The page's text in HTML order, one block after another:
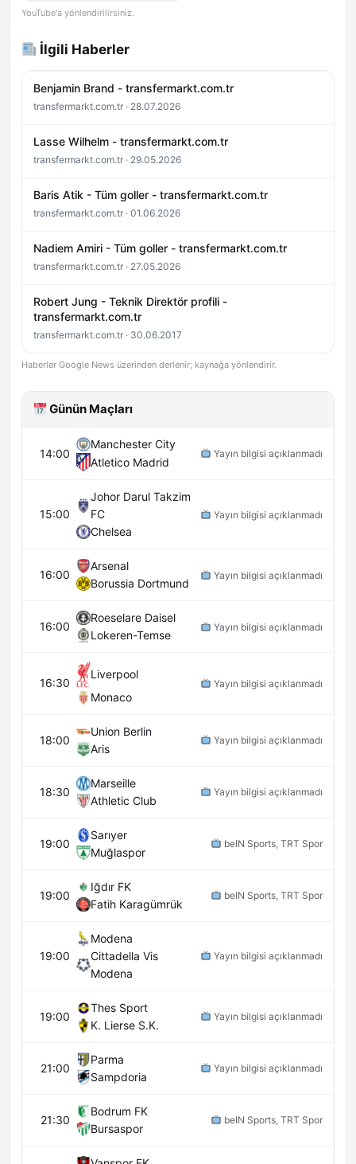
YouTube'a yönlendirilirsiniz.
İlgili Haberler
Benjamin Brand - transfermarkt.com.tr
transfermarkt.com.tr · 28.07.2026
Lasse Wilhelm - transfermarkt.com.tr
transfermarkt.com.tr · 29.05.2026
Baris Atik - Tüm goller - transfermarkt.com.tr
transfermarkt.com.tr · 01.06.2026
Nadiem Amiri - Tüm goller - transfermarkt.com.tr
transfermarkt.com.tr · 27.05.2026
Robert Jung - Teknik Direktör profili -
transfermarkt.com.tr
transfermarkt.com.tr · 30.06.2017
Haberler Google News üzerinden derlenir; kaynağa yönlendirir.
Günün Maçları
14:00
Manchester City
Atletico Madrid
Yayın bilgisi açıklanmadı
15:00
Johor Darul Takzim
FC
Chelsea
Yayın bilgisi açıklanmadı
16:00
Arsenal
Borussia Dortmund
Yayın bilgisi açıklanmadı
16:00
Roeselare Daisel
Lokeren-Temse
Yayın bilgisi açıklanmadı
16:30
Liverpool
Monaco
Yayın bilgisi açıklanmadı
18:00
Union Berlin
Aris
Yayın bilgisi açıklanmadı
18:30
Marseille
Athletic Club
Yayın bilgisi açıklanmadı
19:00
Sarıyer
Muğlaspor
beIN Sports, TRT Spor
19:00
Iğdır FK
Fatih Karagümrük
beIN Sports, TRT Spor
19:00
Modena
Cittadella Vis
Modena
Yayın bilgisi açıklanmadı
19:00
Thes Sport
K. Lierse S.K.
Yayın bilgisi açıklanmadı
21:00
Parma
Sampdoria
Yayın bilgisi açıklanmadı
21:30
Bodrum FK
Bursaspor
beIN Sports, TRT Spor